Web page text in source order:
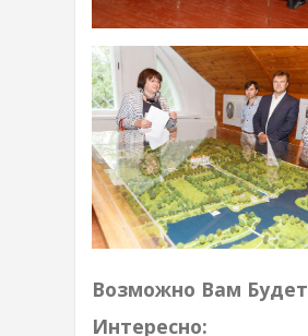
Возможно Вам Будет
Интересно: